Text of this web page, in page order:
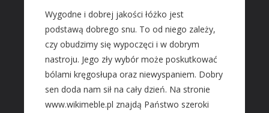
REZYDENCJE
Drzwi i Okna
Klimatyzacja i Wentylacja
Nieruchomości, Działki
Domy, Mieszkania
SZKOŁA
Wygodne i dobrej jakości łóżko jest
podstawą dobrego snu. To od niego zależy,
czy obudzimy się wypoczęci i w dobrym
nastroju. Jego zły wybór może poskutkować
bólami kręgosłupa oraz niewyspaniem. Dobry
sen doda nam sił na cały dzień. Na stronie
www.wikimeble.pl znajdą Państwo szeroki